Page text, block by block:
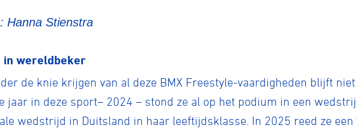
Hanna Stienstra
in wereldbeker
de knie krijgen van al deze BMX Freestyle-vaardigheden blijft
jaar in deze sport– 2024 – stond ze al op het podium in een
wedstrijd in Duitsland in haar leeftijdsklasse. In 2025 reed ze